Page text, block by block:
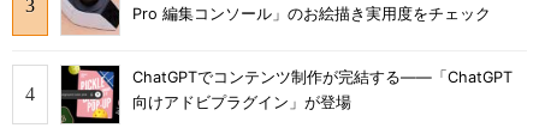
Pro 編集コンソール」のお絵描き実用度をチェック
ChatGPTでコンテンツ制作が完結する――「ChatGPT
向けアドビプラグイン」が登場